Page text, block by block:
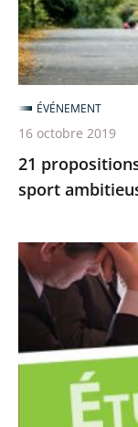
du
sport
ambitieuse
21
sport
ÉVÉNEMENT
16 octobre 2019
Améliorer
et
développer